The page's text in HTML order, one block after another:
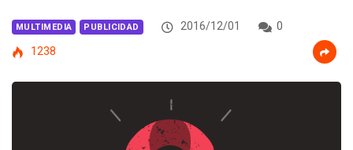
MULTIMEDIA PUBLICIDAD 2016/12/01
0
1238